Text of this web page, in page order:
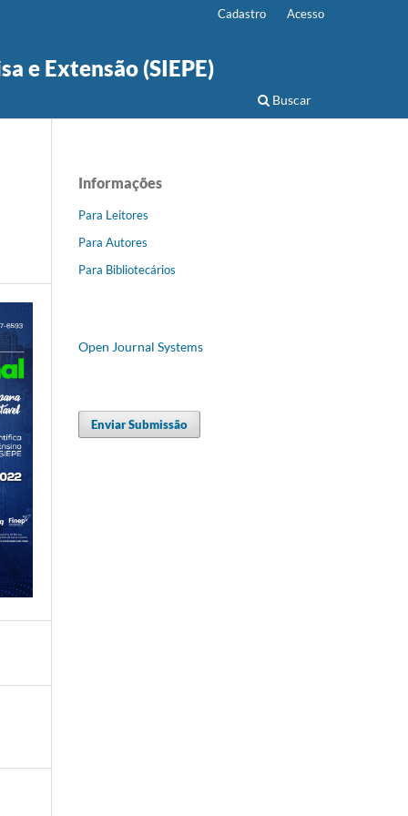
e Extensão (SIEPE)
Buscar
Cadastro Acesso
Informações
Para Leitores
Para Autores
Para Bibliotecários
Open Journal Systems
Enviar Submissão